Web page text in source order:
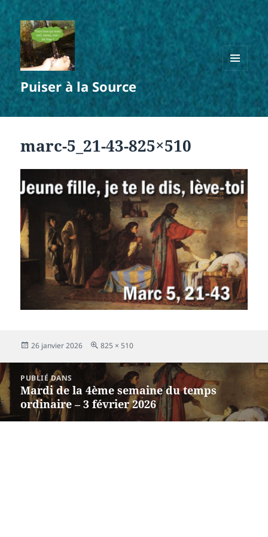
Puiser à la Source
MENU
ET
WIDGETS
marc-5_21-43-825×510
Publié
26 janvier 2026
Taille
825 × 510
Navigation
de
l’article
PUBLIÉ DANS
Mardi de la 4ème semaine du temps
ordinaire – 3 février 2026